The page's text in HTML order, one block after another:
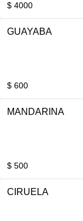
$ 4000
GUAYABA
$ 600
MANDARINA
$ 500
CIRUELA